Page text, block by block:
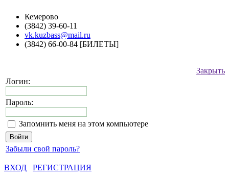
Кемерово
(3842) 39-60-11
vk.kuzbass@mail.ru
(3842) 66-00-84 [БИЛЕТЫ]
Закрыть
Логин:
Пароль:
Запомнить меня на этом компьютере
Забыли свой пароль?
ВХОД
РЕГИСТРАЦИЯ